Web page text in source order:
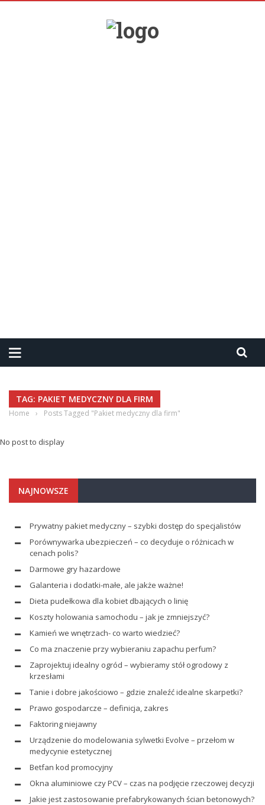
TAG: PAKIET MEDYCZNY DLA FIRM
Home › Posts Tagged "Pakiet medyczny dla firm"
No post to display
NAJNOWSZE
Prywatny pakiet medyczny – szybki dostęp do specjalistów
Porównywarka ubezpieczeń – co decyduje o różnicach w
cenach polis?
Darmowe gry hazardowe
Galanteria i dodatki-małe, ale jakże ważne!
Dieta pudełkowa dla kobiet dbających o linię
Koszty holowania samochodu – jak je zmniejszyć?
Kamień we wnętrzach- co warto wiedzieć?
Co ma znaczenie przy wybieraniu zapachu perfum?
Zaprojektuj idealny ogród – wybieramy stół ogrodowy z
krzesłami
Tanie i dobre jakościowo – gdzie znaleźć idealne skarpetki?
Prawo gospodarcze – definicja, zakres
Faktoring niejawny
Urządzenie do modelowania sylwetki Evolve – przełom w
medycynie estetycznej
Betfan kod promocyjny
Okna aluminiowe czy PCV – czas na podjęcie rzeczowej decyzji
Jakie jest zastosowanie prefabrykowanych ścian betonowych?